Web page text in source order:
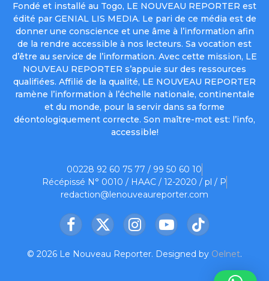
Fondé et installé au Togo, LE NOUVEAU REPORTER est
édité par GENIAL LIS MEDIA. Le pari de ce média est de
donner une conscience et une âme à l’information afin
de la rendre accessible à nos lecteurs. Sa vocation est
d’être au service de l’information. Avec cette mission, LE
NOUVEAU REPORTER s’appuie sur des ressources
qualifiées. Affilié de la qualité, LE NOUVEAU REPORTER
ramène l’information à l’échelle nationale, continentale
et du monde, pour la servir dans sa forme
déontologiquement correcte. Son maître-mot est: l’info,
accessible!
00228 92 60 75 77 / 99 50 60 10
Récépissé N° 0010 / HAAC / 12-2020 / pl / P
redaction@lenouveaureporter.com
Facebook
X
InstagramYouTubeTikTok
© 2026 Le Nouveau Reporter. Designed by Oelnet.